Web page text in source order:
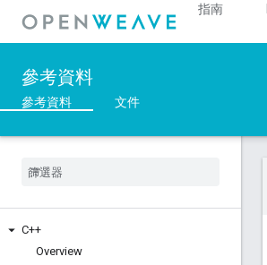
指南
參考資料
參考資料 文件
C++
Overview